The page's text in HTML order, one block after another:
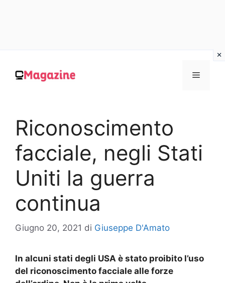
contenuto
MENU
Riconoscimento
facciale, negli Stati
Uniti la guerra
continua
Giugno 20, 2021 di Giuseppe D'Amato
In alcuni stati degli USA è stato proibito l’uso
del riconoscimento facciale alle forze